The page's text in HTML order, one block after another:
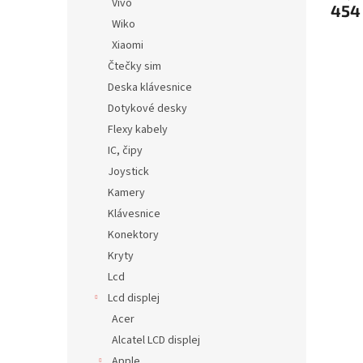
Vivo
Wiko
Xiaomi
Čtečky sim
Deska klávesnice
Dotykové desky
Flexy kabely
IC, čipy
Joystick
Kamery
Klávesnice
Konektory
Kryty
Lcd
Lcd displej
Acer
Alcatel LCD displej
454